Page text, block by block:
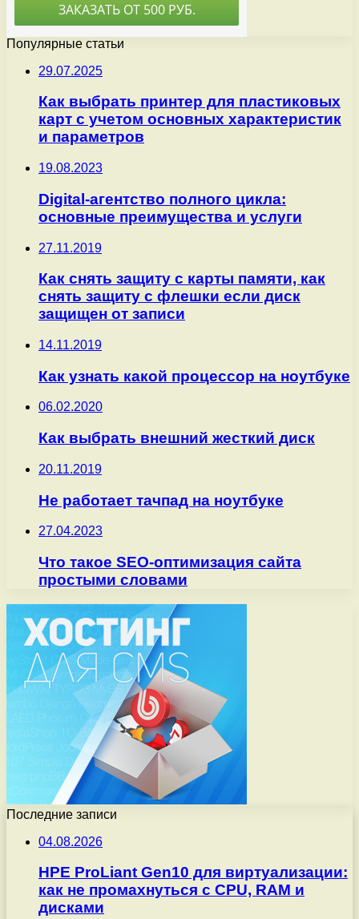
Популярные статьи
29.07.2025
Как выбрать принтер для пластиковых
карт с учетом основных характеристик
и параметров
19.08.2023
Digital-агентство полного цикла:
основные преимущества и услуги
27.11.2019
Как снять защиту с карты памяти, как
снять защиту с флешки если диск
защищен от записи
14.11.2019
Как узнать какой процессор на ноутбуке
06.02.2020
Как выбрать внешний жесткий диск
20.11.2019
Не работает тачпад на ноутбуке
27.04.2023
Что такое SEO-оптимизация сайта
простыми словами
Последние записи
04.08.2026
HPE ProLiant Gen10 для виртуализации:
как не промахнуться с CPU, RAM и
дисками